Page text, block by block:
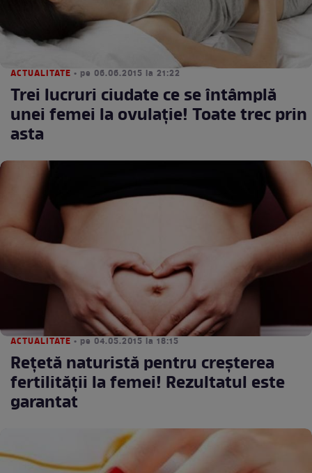
ACTUALITATE • pe 06.06.2015 la 21:22
Trei lucruri ciudate ce se întâmplă
unei femei la ovulaţie! Toate trec prin
asta
ACTUALITATE • pe 04.05.2015 la 18:15
Reţetă naturistă pentru creşterea
fertilităţii la femei! Rezultatul este
garantat